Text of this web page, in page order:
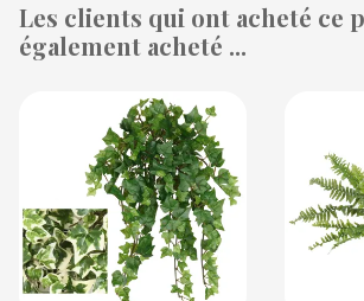
Les clients qui ont acheté ce
également acheté ...